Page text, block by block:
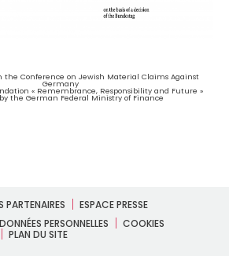
the Conference on Jewish Material Claims Against
Germany
« Remembrance, Responsibility and Future »
the German Federal Ministry of Finance
PARTENAIRES
ESPACE PRESSE
DONNÉES PERSONNELLES
COOKIES
PLAN DU SITE